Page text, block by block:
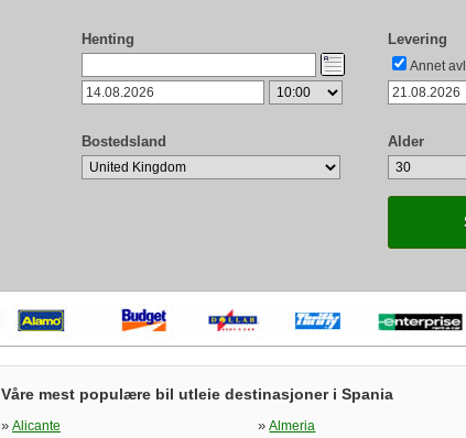
Henting Levering
Annet
Bostedsland Alder
Våre mest populære bil utleie destinasjoner i Spania
» Alicante »Almeria